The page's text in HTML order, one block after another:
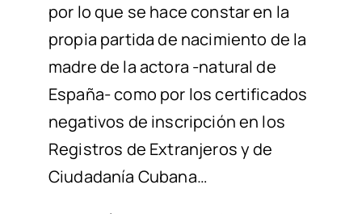
por lo que se hace constar en la
propia partida de nacimiento de la
madre de la actora -natural de
España- como por los certificados
negativos de inscripción en los
Registros de Extranjeros y de
Ciudadanía Cubana…